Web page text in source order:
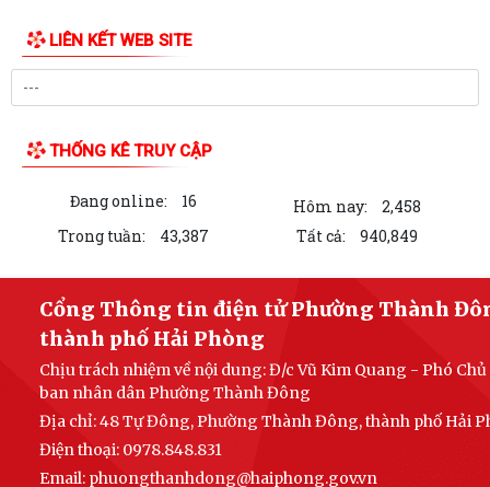
Phường Thành Đông long trọng tổ chức Lễ thắp nến tri ân các anh
hùng liệt sĩ
Viết tiếp câu chuyện hòa bình - Dâng hương tri ân - Giữ trọ đạo lý "Uống
đất thực hiện Dự án Cầu qua sông Bến...
Thông báo về việc cung cấp thông tin lập cơ sở dữ liệu đất đai trên địa
HĐND phường Thành Đông khóa II tổ chức kỳ họp thứ Ba - Kỳ họp
thường lệ giữa năm 2026
Tăng cường sự lãnh đạo của Đảng đối với công tác kiểm sát nhân dân
trong giai đoạn mới theo Chỉ thị...
Thông báo số 430/TB-UBND ngày 24/7/2026 của Ủy ban nhân dân
phường Thành Đông thông báo về việc...
LIÊN KẾT WEB SITE
THỐNG KÊ TRUY CẬP